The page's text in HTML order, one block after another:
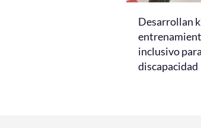
Desarrollan
inclusivo
discapacidad